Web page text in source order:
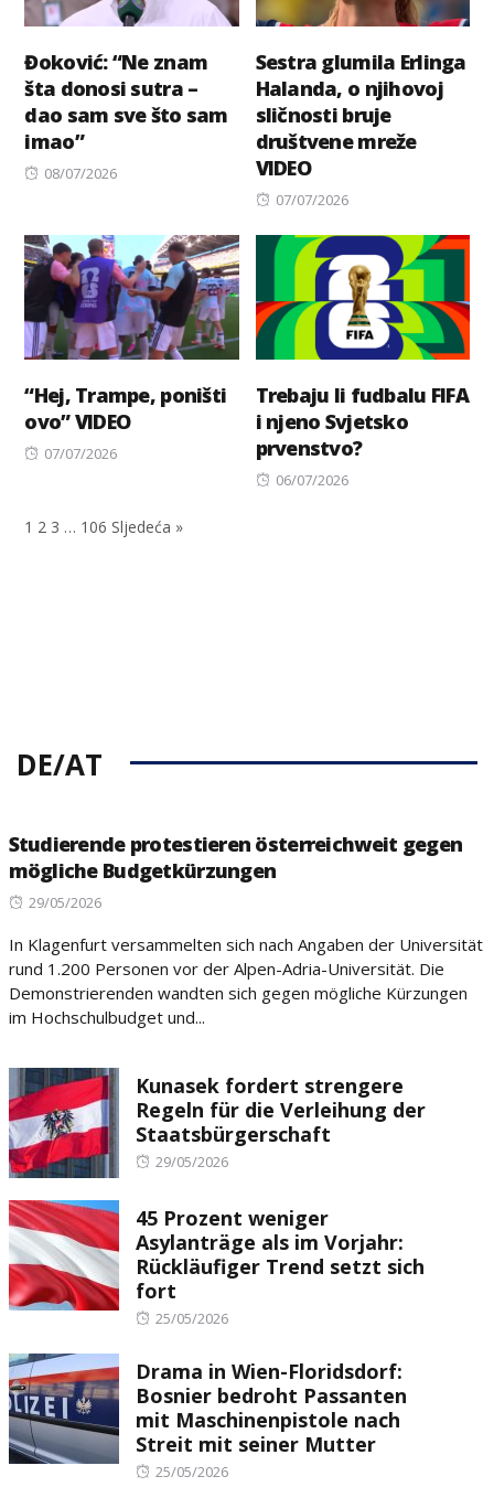
Đoković: “Ne znam
šta donosi sutra –
dao sam sve što sam
imao”
Posted
08/07/2026
Sestra glumila Erlinga
Halanda, o njihovoj
sličnosti bruje
društvene mreže
VIDEO
Posted
07/07/2026
“Hej, Trampe, poništi
ovo” VIDEO
Posted
07/07/2026
Trebaju li fudbalu FIFA
i njeno Svjetsko
prvenstvo?
Posted
06/07/2026
1 2 3 … 106 Sljedeća »
DE/AT
Studierende protestieren österreichweit gegen
mögliche Budgetkürzungen
Posted
29/05/2026
In Klagenfurt versammelten sich nach Angaben der Universität
rund 1.200 Personen vor der Alpen-Adria-Universität. Die
Demonstrierenden wandten sich gegen mögliche Kürzungen
im Hochschulbudget und...
Kunasek fordert strengere
Regeln für die Verleihung der
Staatsbürgerschaft
Posted
29/05/2026
45 Prozent weniger
Asylanträge als im Vorjahr:
Rückläufiger Trend setzt sich
fort
Posted
25/05/2026
Drama in Wien-Floridsdorf:
Bosnier bedroht Passanten
mit Maschinenpistole nach
Streit mit seiner Mutter
Posted
25/05/2026